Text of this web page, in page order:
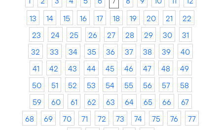
13
14 15 16 17 18 19 20 21
22
23
24 25 26 27 28 29 30
31
32
33 34 35 36 37 38 39
40
41
42 43 44 45 46 47 48
49
50
51 52 53 54 55 56 57
58
59
60 61 62 63 64 65 66
67
68
69 70 71 72 73 74 75 76
77